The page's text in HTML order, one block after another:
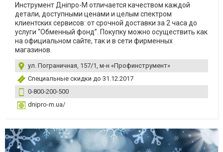
Инструмент Дніпро-М отличается качеством каждой
детали, доступными ценами и целым спектром
клиентских сервисов: от срочной доставки за 2 часа до
услуги “Обменный фонд”. Покупку можно осуществить как
на официальном сайте, так и в сети фирменных
магазинов.
ул. Пограничная, 157/1, м-н «Профинструмент»
Специальные скидки до 31.12.2017
0-800-200-500
dnipro-m.ua/